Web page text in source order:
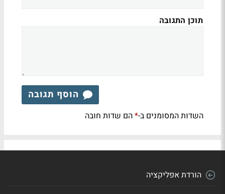
תוכן התגובה
הוסף תגובה
השדות המסומנים ב-*הם שדות חובה
הורדת אפליקציה